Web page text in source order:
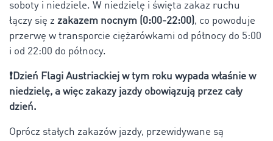
soboty i niedziele. W niedzielę i święta zakaz ruchu
łączy się z zakazem nocnym (0:00-22:00), co powoduje
przerwę w transporcie ciężarówkami od północy do 5:00
i od 22:00 do północy.
❗Dzień Flagi Austriackiej w tym roku wypada właśnie w
niedzielę, a więc zakazy jazdy obowiązują przez cały
dzień.
Oprócz stałych zakazów jazdy, przewidywane są